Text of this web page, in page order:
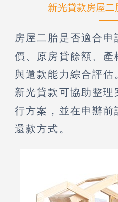
新光貸款房屋
房屋二胎是否適合
價、原房貸餘額、產
與還款能力綜合評估
新光貸款可協助整
行方案，並在申辦前
還款方式。